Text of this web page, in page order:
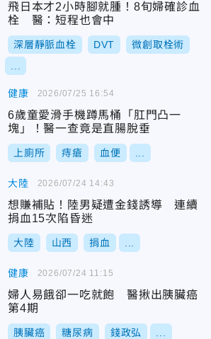
飛日本才2小時腳就腫！8旬婦確診血
栓 醫：短程也會中
深層靜脈血栓 DVT 微創取栓術
健康
6歲童愛滑手機蹲馬桶「肛門凸一
塊」！醫一查竟是直腸脫垂
上廁所 痔瘡 血便
2026/07/25 16:54
大陸
想賺補貼！陸男疑遭金錢誘導 連續
捐血15次陷昏迷
大陸 山西 捐血
2026/07/24 14:43
健康
婦人易餓卻一吃就飽 醫揪出胰臟癌
第4期
胰臟癌 糖尿病 錢政弘
2026/07/24 11:15